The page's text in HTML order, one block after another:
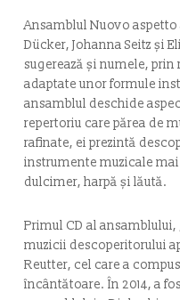
Ansamblul Nuovo aspetto
Dücker, Johanna Seitz și
sugerează și numele,
adaptate unor formule
ansamblul deschide
repertoriu care părea de
rafinate, ei prezintă
instrumente muzicale
dulcimer, harpă și lăută.
Primul CD al ansamblului,
muzicii descoperitorului
Reutter, cel care a
încântătoare. În 2014, a